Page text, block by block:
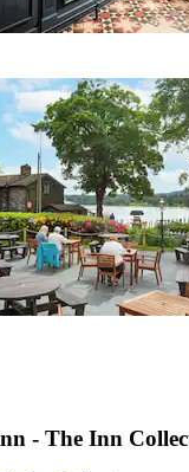
- The Inn